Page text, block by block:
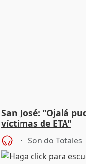
San José: "Ojalá
víctimas de ETA"
Sonido Totales